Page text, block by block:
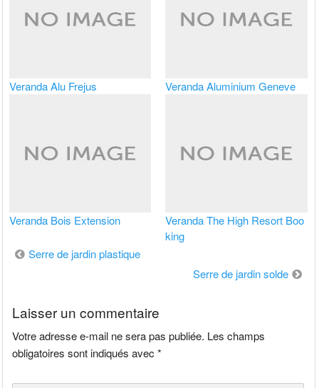
Veranda Alu Frejus Veranda Aluminium Geneve
Veranda Bois Extension
Veranda The High Resort Boo
king
Navigation
Serre de jardin plastique
Serre de jardin solde
Laisser un commentaire
Votre adresse e-mail ne sera pas publiée. Les champs
obligatoires sont indiqués avec*